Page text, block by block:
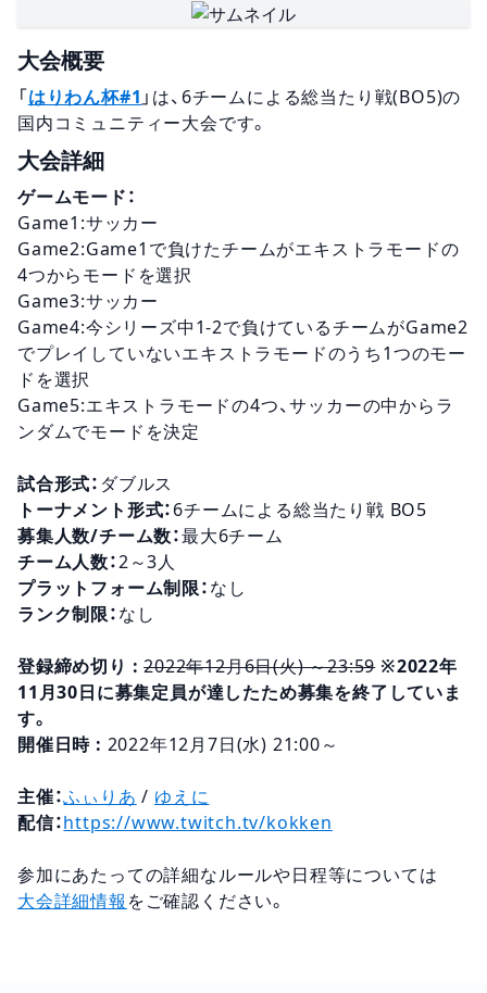
大会概要
「 はりわん杯#1 」は、6チームによる総当たり戦(BO5)の
国内コミュニティー大会です。
大会詳細
ゲームモード：
Game1:サッカー
Game2:Game1で負けたチームがエキストラモードの
4つからモードを選択
Game3:サッカー
Game4:今シリーズ中1-2で負けているチームがGame2
でプレイしていないエキストラモードのうち1つのモー
ドを選択
Game5:エキストラモードの4つ、サッカーの中からラ
ンダムでモードを決定
試合形式： ダブルス
トーナメント形式： 6チームによる総当たり戦 BO5
募集人数/チーム数：最大6チーム
チーム人数： 2～3人
プラットフォーム制限： なし
ランク制限： なし
登録締め切り :2022年12月6日(火) ～23:59 ※2022年
11月30日に募集定員が達したため募集を終了していま
す。
開催日時 : 2022年12月7日(水) 21:00～
主催：ふぃりあ / ゆえに
配信： https://www.twitch.tv/kokken
参加にあたっての詳細なルールや日程等については
大会詳細情報 をご確認ください。